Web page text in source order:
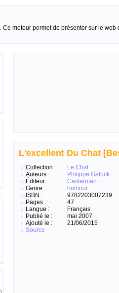
. Ce moteur permet de présenter sur le
L'excellent Du Chat
Collection :
Le Chat
Auteurs :
Philippe Geluck
Éditeur :
Casterman
Genre :
humour
ISBN :
9782203007239
Pages :
47
Langue :
Français
Publié le :
mai 2007
Ajouté le :
21/06/2015
Source